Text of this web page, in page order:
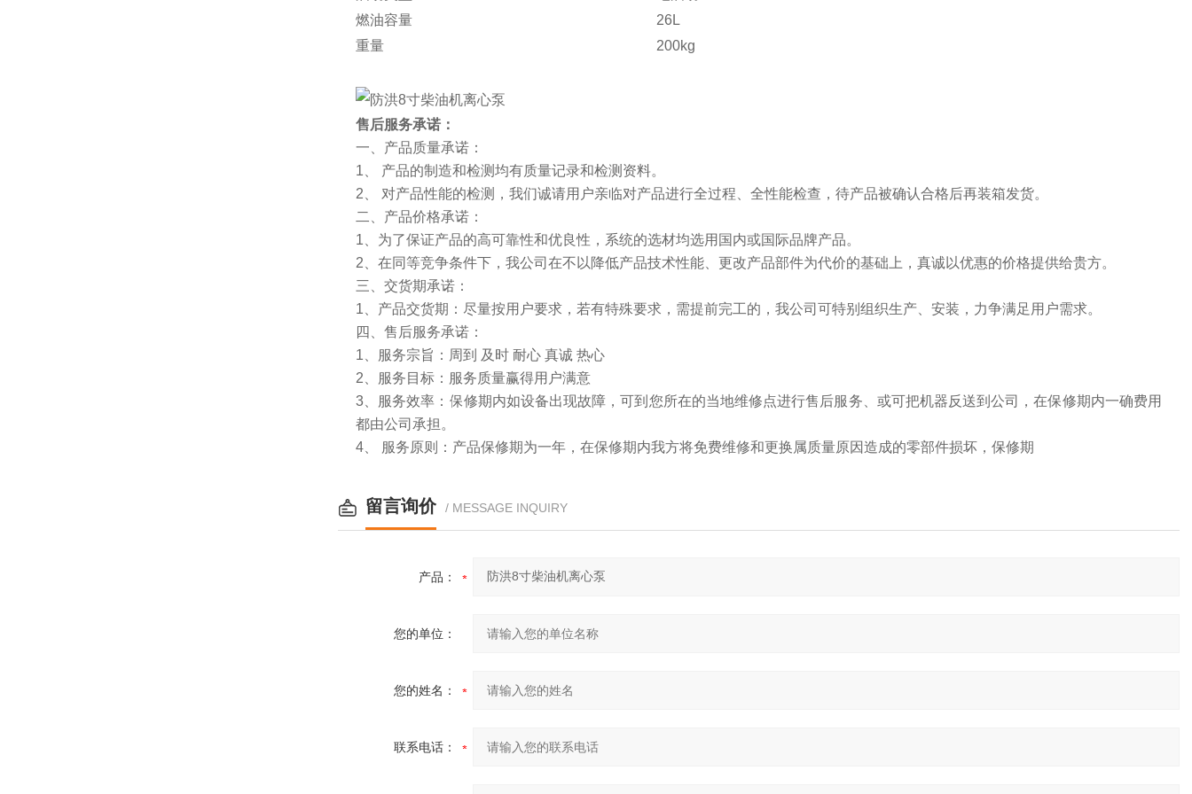
燃油容量
26L
重量
200kg
售后服务承诺：
一、产品质量承诺：
1、 产品的制造和检测均有质量记录和检测资料。
2、 对产品性能的检测，我们诚请用户亲临对产品进行全过程、全性能检查，待产品被确认合格后再装箱发货。
二、产品价格承诺：
1、为了保证产品的高可靠性和优良性，系统的选材均选用国内或国际品牌产品。
2、在同等竞争条件下，我公司在不以降低产品技术性能、更改产品部件为代价的基础上，真诚以优惠的价格提供给贵方。
三、交货期承诺：
1、产品交货期：尽量按用户要求，若有特殊要求，需提前完工的，我公司可特别组织生产、安装，力争满足用户需求。
四、售后服务承诺：
1、服务宗旨：周到 及时 耐心 真诚 热心
2、服务目标：服务质量赢得用户满意
3、服务效率：保修期内如设备出现故障，可到您所在的当地维修点进行售后服务、或可把机器反送到公司，在保修期内一确费用
都由公司承担。
4、 服务原则：产品保修期为一年，在保修期内我方将免费维修和更换属质量原因造成的零部件损坏，保修期
留言询价 / MESSAGE INQUIRY
产品：
您的单位：
您的姓名：
联系电话：